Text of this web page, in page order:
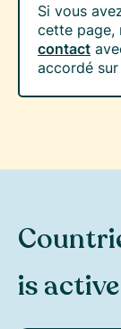
Si vous
cette page,
contact
accordé
is